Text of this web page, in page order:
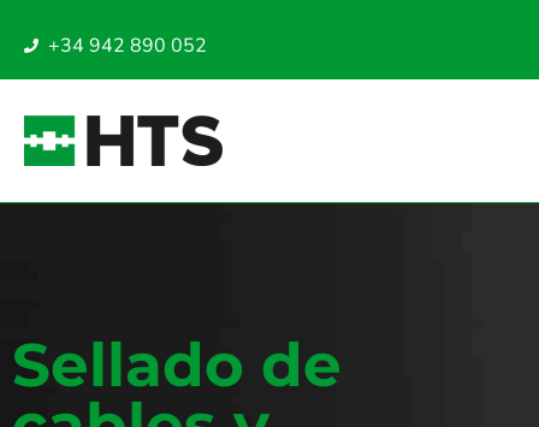
+34 942 890 052
Sellado de